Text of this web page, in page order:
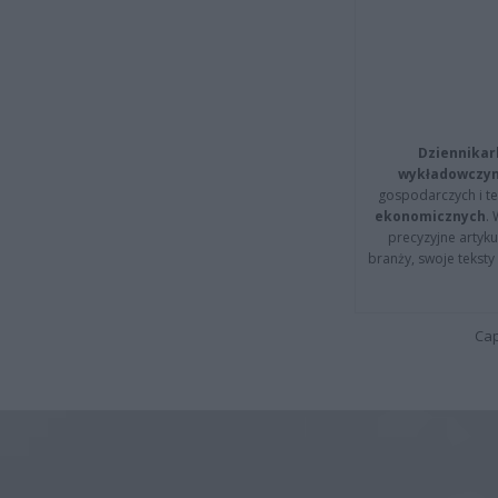
gospodarczych i
ekonomicznych.
precyzyjne
branży, swoje